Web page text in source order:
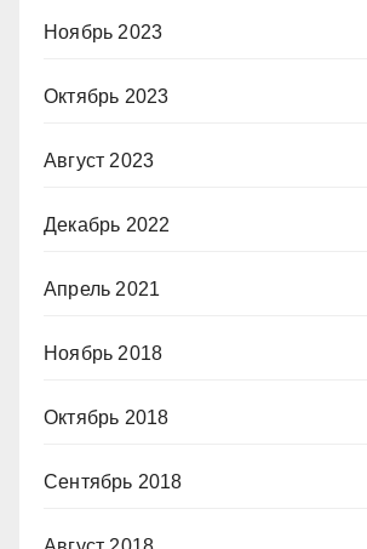
Ноябрь 2023
Октябрь 2023
Август 2023
Декабрь 2022
Апрель 2021
Ноябрь 2018
Октябрь 2018
Сентябрь 2018